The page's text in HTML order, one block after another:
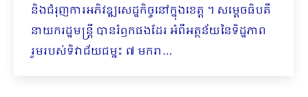
និងជំរុញការអភិវឌ្ឍសេដ្ឋកិច្ចនៅក្នុងខេត្ត ។ សម្តេចធិបតី
នាយករដ្ឋមន្ត្រី បានរំឭកផងដែរ អំពីអត្ថន័យនៃទិដ្ឋភាព
រួមរបស់ទិវាជ័យជម្នះ ៧ មករា…